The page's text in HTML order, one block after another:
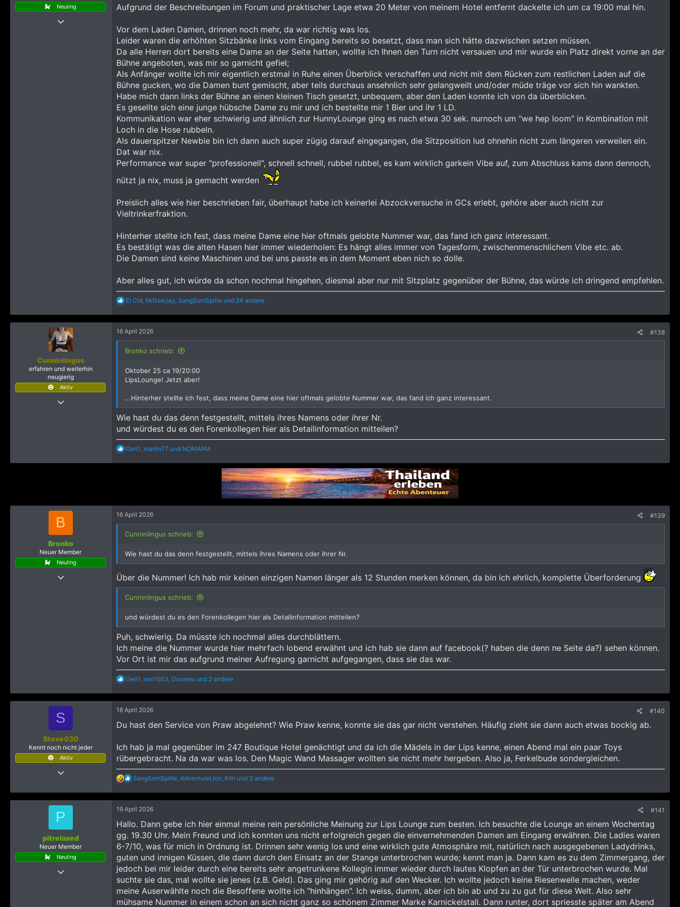
:
Neuling Aufgrund der Beschreibungen im Forum und praktischer Lage etwa 20 Meter von meinem Hotel entfernt dackelte ich um ca 19:00 mal hin.
Vor dem Laden Damen, drinnen noch mehr, da war richtig was los.
Leider waren die erhöhten Sitzbänke links vom Eingang bereits so besetzt, dass man sich hätte dazwischen setzen müssen.
Da alle Herren dort bereits eine Dame an der Seite hatten, wollte ich Ihnen den Turn nicht versauen und mir wurde ein Platz direkt vorne an der
Bühne angeboten, was mir so garnicht gefiel;
Als Anfänger wollte ich mir eigentlich erstmal in Ruhe einen Überblick verschaffen und nicht mit dem Rücken zum restlichen Laden auf die
Bühne gucken, wo die Damen bunt gemischt, aber teils durchaus ansehnlich sehr gelangweilt und/oder müde träge vor sich hin wankten.
Habe mich dann links der Bühne an einen kleinen Tisch gesetzt, unbequem, aber den Laden konnte ich von da überblicken.
Es gesellte sich eine junge hübsche Dame zu mir und ich bestellte mir 1 Bier und ihr 1 LD.
Kommunikation war eher schwierig und ähnlich zur HunnyLounge ging es nach etwa 30 sek. nurnoch um "we hep loom" in Kombination mit
Loch in die Hose rubbeln.
Als dauerspitzer Newbie bin ich dann auch super zügig darauf eingegangen, die Sitzposition lud ohnehin nicht zum längeren verweilen ein.
Dat war nix.
Performance war super "professionell", schnell schnell, rubbel rubbel, es kam wirklich garkein Vibe auf, zum Abschluss kams dann dennoch,
nützt ja nix, muss ja gemacht werden
Preislich alles wie hier beschrieben fair, überhaupt habe ich keinerlei Abzockversuche in GCs erlebt, gehöre aber auch nicht zur
Vieltrinkerfraktion.
Hinterher stellte ich fest, dass meine Dame eine hier oftmals gelobte Nummer war, das fand ich ganz interessant.
Es bestätigt was die alten Hasen hier immer wiederholen: Es hängt alles immer von Tagesform, zwischenmenschlichem Vibe etc. ab.
Die Damen sind keine Maschinen und bei uns passte es in dem Moment eben nich so dolle.
Aber alles gut, ich würde da schon nochmal hingehen, diesmal aber nur mit Sitzplatz gegenüber der Bühne, das würde ich dringend empfehlen.
R
a
k
t
i
o
n
:
El Cid MrDeeJay SangSomSprite und 24 andere
Cunninlingus
erfahren und weiterhin
neugierig
Aktiv
14 Februar 2024
16 April 2026 #138
Bronko schrieb:
Oktober 25 ca 19/20:00
LipsLounge! Jetzt aber!
...Hinterher stellte ich fest, dass meine Dame eine hier oftmals gelobte Nummer war, das fand ich ganz interessant.
Wie hast du das denn festgestellt, mittels ihres Namens oder ihrer Nr.
und würdest du es den Forenkollegen hier als Detailinformation mitteilen?
R
a
n
e
Geri1 martin77 und NOMAAM
B
Bronko
Neuer Member
Neuling
16 April 2026 #139
Cunninlingus schrieb:
Wie hast du das denn festgestellt, mittels ihres Namens oder ihrer Nr.
Über die Nummer! Ich hab mir keinen einzigen Namen länger als 12 Stunden merken können, da bin ich ehrlich, komplette Überforderung
Cunninlingus schrieb:
und würdest du es den Forenkollegen hier als Detailinformation mitteilen?
Puh, schwierig. Da müsste ich nochmal alles durchblättern.
Ich meine die Nummer wurde hier mehrfach lobend erwähnt und ich hab sie dann auf facebook(? haben die denn ne Seite da?) sehen können.
Vor Ort ist mir das aufgrund meiner Aufregung garnicht aufgegangen, dass sie das war.
R
a
k
t
o
n
:
Geri1 owi1503 Doomex und 2 andere
S
Steve030
Kennt noch nicht jeder
Aktiv
362
18 April 2026 #140
Du hast den Service von Praw abgelehnt? Wie Praw kenne, konnte sie das gar nicht verstehen. Häufig zieht sie dann auch etwas bockig ab.
Ich hab ja mal gegenüber im 247 Boutique Hotel genächtigt und da ich die Mädels in der Lips kenne, einen Abend mal ein paar Toys
rübergebracht. Na da war was los. Den Magic Wand Massager wollten sie nicht mehr hergeben. Also ja, Ferkelbude sondergleichen.
R
a
k
t
o
n
e
n
:
SangSomSprite AdventureLion KIm und 3 andere
P
pitrelaxed
Neuer Member
Neuling
19 April 2026 #141
Hallo. Dann gebe ich hier einmal meine rein persönliche Meinung zur Lips Lounge zum besten. Ich besuchte die Lounge an einem Wochentag
gg. 19.30 Uhr. Mein Freund und ich konnten uns nicht erfolgreich gegen die einvernehmenden Damen am Eingang erwähren. Die Ladies waren
6-7/10, was für mich in Ordnung ist. Drinnen sehr wenig los und eine wirklich gute Atmosphäre mit, natürlich nach ausgegebenen Ladydrinks,
guten und innigen Küssen, die dann durch den Einsatz an der Stange unterbrochen wurde; kennt man ja. Dann kam es zu dem Zimmergang, der
jedoch bei mir leider durch eine bereits sehr angetrunkene Kollegin immer wieder durch lautes Klopfen an der Tür unterbrochen wurde. Mal
suchte sie das, mal wollte sie jenes (z.B. Geld). Das ging mir gehörig auf den Wecker. Ich wollte jedoch keine Riesenwelle machen, weder
meine Auserwählte noch die Besoffene wollte ich "hinhängen". Ich weiss, dumm, aber ich bin ab und zu zu gut für diese Welt. Also sehr
mühsame Nummer in einem schon an sich nicht ganz so schönem Zimmer Marke Karnickelstall. Dann runter, dort spriesste später am Abend